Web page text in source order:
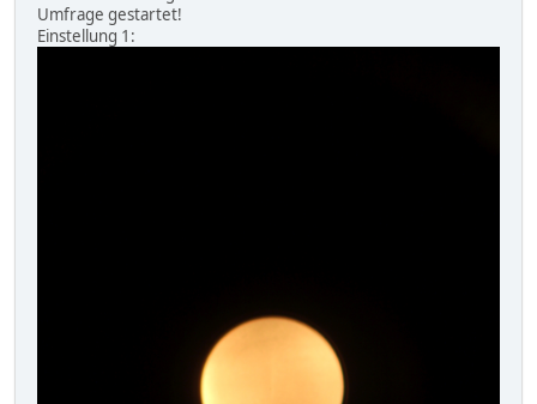
Umfrage gestartet!
Einstellung 1: